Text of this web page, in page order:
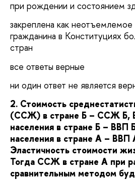
при рождении и состоянием
закреплена как неотъемлемое
гражданина в Конституциях
стран
все ответы верные
ни один ответ не является
2. Стоимость
(ССЖ) в стране Б – ССЖ Б,
населения в стране Б –
населения в стране А –
Эластичность стоимости
Тогда ССЖ в стране А при
сравнительным методом